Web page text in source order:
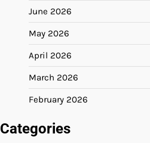
June 2026
May 2026
April 2026
March 2026
February 2026
Categories